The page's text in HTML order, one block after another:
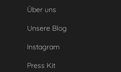
Über uns
Unsere Blog
Instagram
Press Kit